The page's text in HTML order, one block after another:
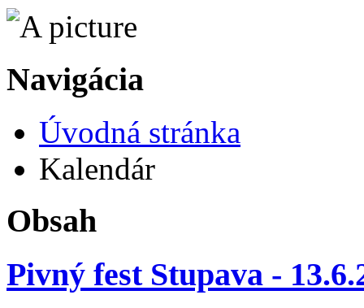
Navigácia
Úvodná stránka
Kalendár
Obsah
Pivný fest Stupava -